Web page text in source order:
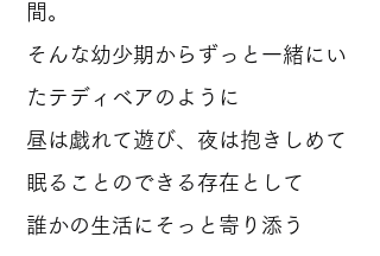
間。
そんな幼少期からずっと一緒にい
たテディベアのように
昼は戯れて遊び、夜は抱きしめて
眠ることのできる存在として
誰かの生活にそっと寄り添う